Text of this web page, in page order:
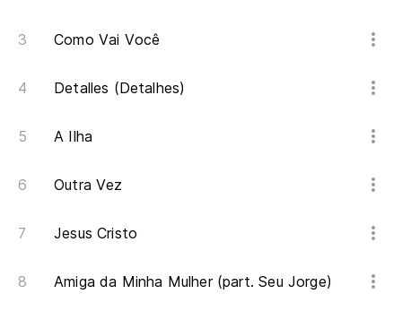
Como Vai Você
Detalles (Detalhes)
A Ilha
Outra Vez
Jesus Cristo
Amiga da Minha Mulher (part. Seu Jorge)